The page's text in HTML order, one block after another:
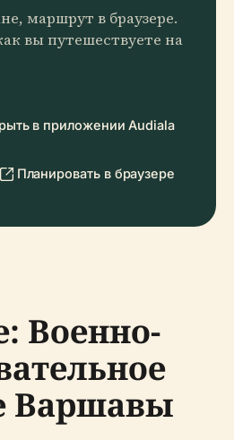
маршрут в браузере.
вы путешествуете на
в приложении Audiala
Планировать в браузере
Военно-
Варшавы